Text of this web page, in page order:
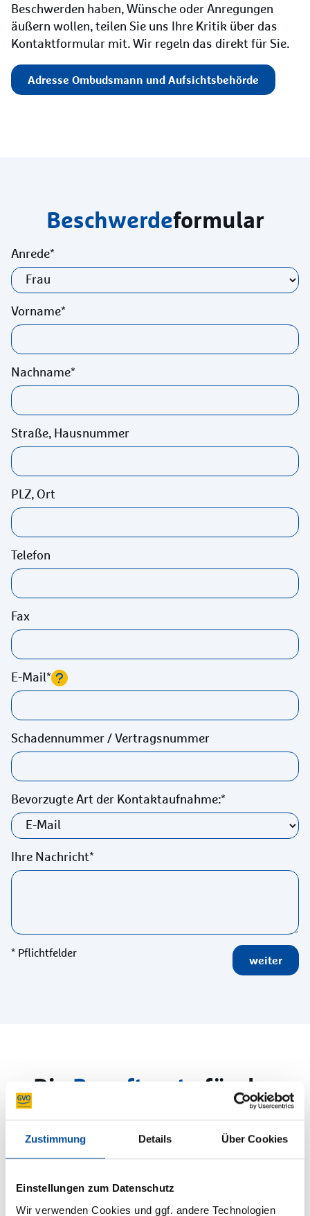
Zustimmung Details Über Cookies
Einstellungen zum Datenschutz
Wir verwenden Cookies und ggf. andere Technologien
Beschwerden haben, Wünsche oder Anregungen
äußern wollen, teilen Sie uns Ihre Kritik über das
Kontaktformular mit. Wir regeln das direkt für Sie.
Adresse Ombudsmann und Aufsichtsbehörde
Beschwerdeformular
Anrede
Vorname
Nachname
Straße, Hausnummer
PLZ, Ort
Telefon
Fax
E-Mail
Schadennummer / Vertragsnummer
Bevorzugte Art der Kontaktaufnahme:
Ihre Nachricht
* Pflichtfelder
weiter
Die Beauftragte
für das
Beschwerde­management
Die besondere Einrichtung einer
Mitgliedern der GVO bei einer Unzufriedenheit aus
Vertrags- oder Dienstleistungsverhältnissen, eine